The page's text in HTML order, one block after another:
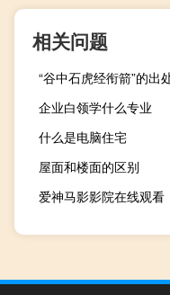
相关问题
“谷中石虎经衔箭”的出
企业白领学什么专业
什么是电脑住宅
屋面和楼面的区别
爱神马影影院在线观看